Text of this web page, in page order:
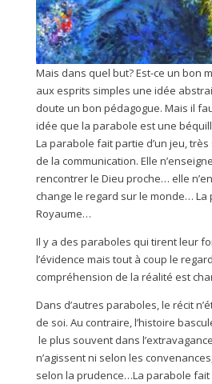
Mais dans quel but? Est-ce un bon
aux esprits simples une idée
doute un bon pédagogue. Mais il
idée que la parabole est une
La parabole fait partie d’un jeu,
de la communication. Elle
rencontrer le Dieu proche… elle
change le regard sur le monde… La
Royaume…
Il y a des paraboles qui tirent leur
l’évidence mais tout à coup le
compréhension de la réalité est
Dans d’autres paraboles, le récit
de soi. Au contraire, l’histoire
le plus souvent dans
n’agissent ni selon les
selon la prudence…La parabole